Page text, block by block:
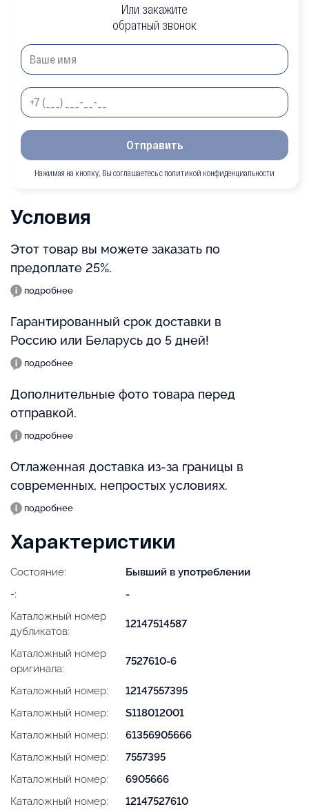
Или закажите
обратный звонок
Отправить
Нажимая на кнопку, Вы соглашаетесь с политикой конфиденциальности
Условия
Этот товар вы можете заказать по
предоплате 25%.
подробнее
Гарантированный срок доставки в
Россию или Беларусь до 5 дней!
подробнее
Дополнительные фото товара перед
отправкой.
подробнее
Отлаженная доставка из-за границы в
современных, непростых условиях.
подробнее
Характеристики
Состояние:
Бывший в употреблении
-:
-
Каталожный номер
дубликатов:
12147514587
Каталожный номер
оригинала:
7527610-6
Каталожный номер:
12147557395
Каталожный номер:
S118012001
Каталожный номер:
61356905666
Каталожный номер:
7557395
Каталожный номер:
6905666
Каталожный номер:
12147527610